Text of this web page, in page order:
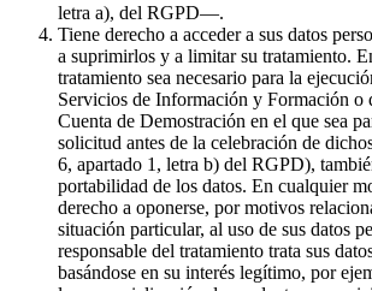
letra a), del RGPD—.
Tiene derecho a acceder a sus datos
a suprimirlos y a limitar su tratamiento.
tratamiento sea necesario para la
Servicios de Información y Formación o
Cuenta de Demostración en el que sea
solicitud antes de la celebración de
6, apartado 1, letra b) del RGPD),
portabilidad de los datos. En cualquier
derecho a oponerse, por motivos
situación particular, al uso de sus datos
responsable del tratamiento trata sus
basándose en su interés legítimo, por